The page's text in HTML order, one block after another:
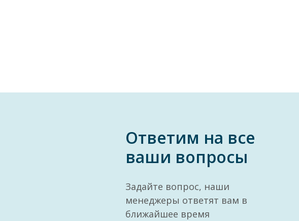
Ответим на все
ваши вопросы
Задайте вопрос, наши
менеджеры ответят вам в
ближайшее время